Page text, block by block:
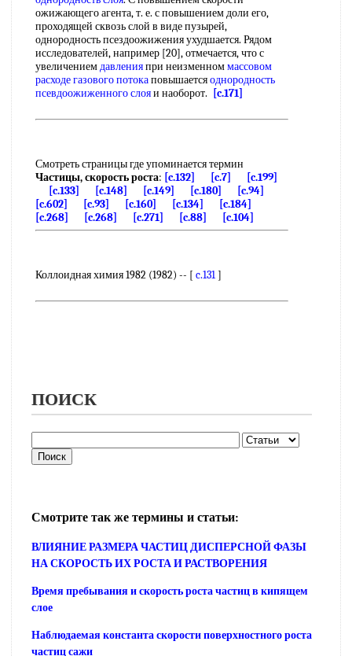
ожижающего агента, т. е. с повышением доли его,
проходящей сквозь слой в виде пузырей,
однородность псездоожижения ухудшается. Рядом
исследователей, например [20], отмечается, что с
увеличениемдавленияпри неизменноммассовом
расходегазового потокаповышаетсяоднородность
псевдоожиженного слояи наоборот. [c.171]
Смотреть страницы где упоминается термин
Частицы, скорость роста: [c.132] [c.7]
[c.199]
[c.133]
[c.148] [c.149] [c.180]
[c.94]
[c.602]
[c.93] [c.160] [c.134]
[c.184]
[c.268]
[c.268] [c.271] [c.88] [c.104]
Коллоидная химия 1982 (1982) -- [ c.131]
ПОИСК
Смотрите так же термины и статьи:
ВЛИЯНИЕ РАЗМЕРА ЧАСТИЦ ДИСПЕРСНОЙ ФАЗЫ
НА СКОРОСТЬ ИХ РОСТА И РАСТВОРЕНИЯ
Время пребывания и скорость роста частиц в кипящем
слое
Наблюдаемая константа скорости поверхностного роста
частиц сажи